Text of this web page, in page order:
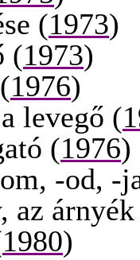
(1973)
(1973)
1976)
levegő (
(1976)
-od, -
az
1980)